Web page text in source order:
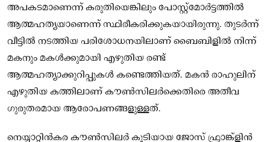
അപകടമാണെന്ന് കരുതിയെങ്കിലും പോസ്റ്റ്‌മോർട്ടത്തിൽ
ആത്മഹത്യയാണെന്ന് സ്ഥിരീകരിക്കുകയായിരുന്നു. തുടർന്ന്
വീട്ടിൽ നടത്തിയ പരിശോധനയിലാണ് ബൈബിളിൽ നിന്ന്
മകനും മകൾക്കുമായി എഴുതിയ രണ്ട്
ആത്മഹത്യാക്കുറിപ്പുകൾ കണ്ടെത്തിയത്. മകൻ രാഹുലിന്
എഴുതിയ കത്തിലാണ് കൗൺസിലർക്കെതിരെ അതീവ
ഗുരുതരമായ ആരോപണങ്ങളുള്ളത്.
നെയ്യാറ്റിൻകര കൗൺസിലർ കൂടിയായ ജോസ് ഫ്രാങ്ക്ളിൻ